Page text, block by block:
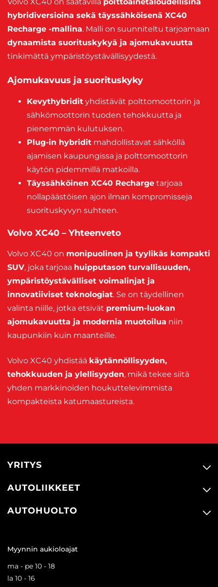
Volvo XC40 on saatavilla polttoainetaloudellisina
hybridiversioina sekä täyssähköisenä XC40
Recharge -mallina. Malli on suunniteltu tarjoamaan
dynaamista suorituskykyä ja ajomukavuutta
tinkimättä ympäristöystävällisyydestä.
Ajomukavuus ja suorituskyky
Kevythybridit yhdistävät polttomoottorin ja
sähkömoottorin tuoden tehokkuutta ja
pienemmän kulutuksen.
Plug-in hybridit mahdollistavat sähköllä
ajamisen kaupungissa ja polttomoottorin
käytön pidemmillä matkoilla.
Täyssähköinen XC40 Recharge tarjoaa
nollapäästöisen ajon ilman kompromisseja
suorituskyvyn suhteen.
Volvo XC40 – Yhteenveto
Volvo XC40 on monipuolinen ja tyylikäs kompakti
SUV, joka tarjoaa huipputason turvallisuuden,
ympäristöystävälliset voimalinjat ja
innovatiiviset teknologiat. Se on täydellinen
valinta niille, jotka etsivät premium-luokan
ajomukavuutta ja modernia muotoilua niin
kaupunkiin kuin maanteille.
Volvo XC40 yhdistää käytännöllisyyden,
tehokkuuden ja ylellisyyden, mikä tekee siitä
yhden markkinoiden houkuttelevimmista
kompakteista katumaastureista.
YRITYS
AUTOLIIKKEET
AUTOHUOLTO
Myynnin aukioloajat
ma - pe 10 - 18
la 10 - 16